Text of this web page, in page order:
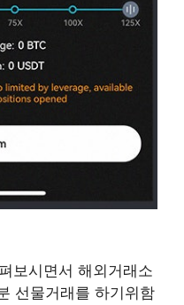
보시면서 해외거래소
선물거래를 하기위함